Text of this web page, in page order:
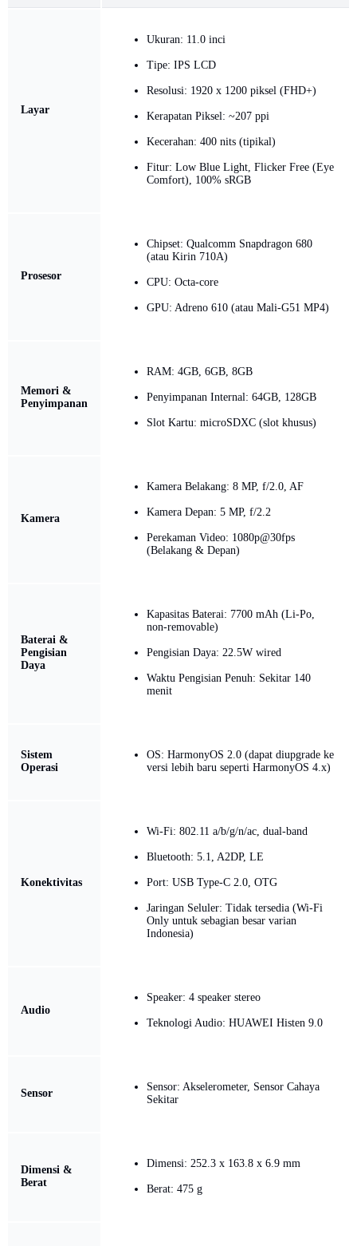
Layar
Ukuran: 11.0 inci
Tipe: IPS LCD
Resolusi: 1920 x 1200 piksel (FHD+)
Kerapatan Piksel: ~207 ppi
Kecerahan: 400 nits (tipikal)
Fitur: Low Blue Light, Flicker Free (Eye
Comfort), 100% sRGB
Prosesor
Chipset: Qualcomm Snapdragon 680
(atau Kirin 710A)
CPU: Octa-core
GPU: Adreno 610 (atau Mali-G51 MP4)
Memori &
Penyimpanan
RAM: 4GB, 6GB, 8GB
Penyimpanan Internal: 64GB, 128GB
Slot Kartu: microSDXC (slot khusus)
Kamera
Kamera Belakang: 8 MP, f/2.0, AF
Kamera Depan: 5 MP, f/2.2
Perekaman Video: 1080p@30fps
(Belakang & Depan)
Baterai &
Pengisian
Daya
Kapasitas Baterai: 7700 mAh (Li-Po,
non-removable)
Pengisian Daya: 22.5W wired
Waktu Pengisian Penuh: Sekitar 140
menit
Sistem
Operasi
OS: HarmonyOS 2.0 (dapat diupgrade ke
versi lebih baru seperti HarmonyOS 4.x)
Konektivitas
Wi-Fi: 802.11 a/b/g/n/ac, dual-band
Bluetooth: 5.1, A2DP, LE
Port: USB Type-C 2.0, OTG
Jaringan Seluler: Tidak tersedia (Wi-Fi
Only untuk sebagian besar varian
Indonesia)
Audio
Speaker: 4 speaker stereo
Teknologi Audio: HUAWEI Histen 9.0
Sensor
Sensor: Akselerometer, Sensor Cahaya
Sekitar
Dimensi &
Berat
Dimensi: 252.3 x 163.8 x 6.9 mm
Berat: 475 g